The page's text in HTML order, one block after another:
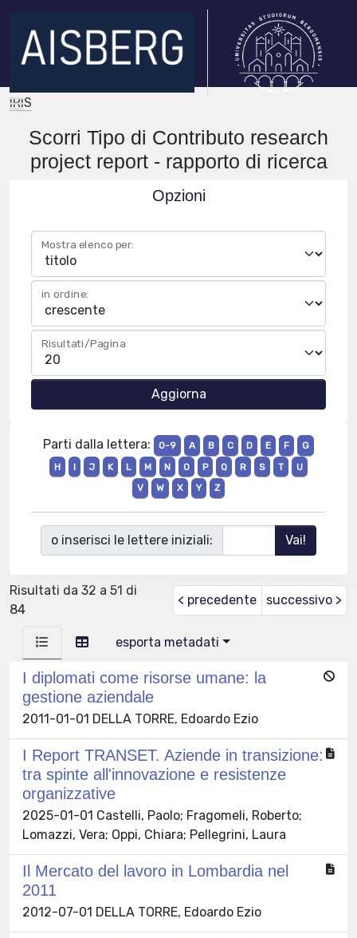
IRIS
Scorri Tipo di Contributo research
project report - rapporto di ricerca
Opzioni
Mostra elenco per:
in ordine:
Risultati/Pagina
Parti dalla lettera: 0-9 A B C D E F
G
H
I J K L M N O P Q R S T
U
V
W X Y Z
o inserisci le lettere iniziali:
Risultati da 32 a 51 di
84
< precedente successivo >
esporta metadati
I diplomati come risorse umane: la
gestione aziendale
2011-01-01 DELLA TORRE, Edoardo Ezio
I Report TRANSET. Aziende in transizione:
tra spinte all'innovazione e resistenze
organizzative
2025-01-01 Castelli, Paolo; Fragomeli, Roberto;
Lomazzi, Vera; Oppi, Chiara; Pellegrini, Laura
Il Mercato del lavoro in Lombardia nel
2011
2012-07-01 DELLA TORRE, Edoardo Ezio